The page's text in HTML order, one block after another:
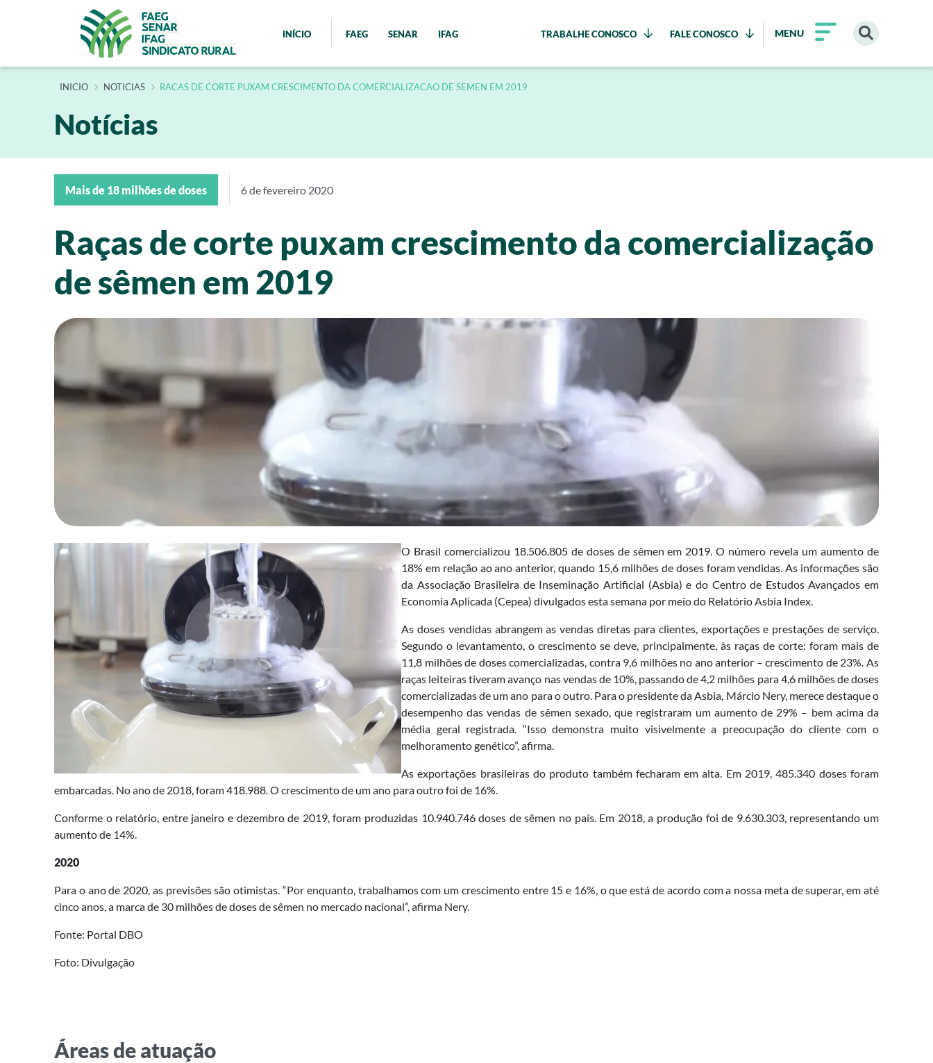
INÍCIO FAEG SENAR IFAG TRABALHE CONOSCO FALE CONOSCO MENU
INÍCIO NOTICIAS RACAS DE CORTE PUXAM CRESCIMENTO DA COMERCIALIZACAO DE SEMEN EM 2019
Notícias
Mais de 18 milhões de doses 6 de fevereiro 2020
Raças de corte puxam crescimento da comercialização
de sêmen em 2019
O Brasil comercializou 18.506.805 de doses de sêmen em 2019. O número revela um aumento de
18% em relação ao ano anterior, quando 15,6 milhões de doses foram vendidas. As informações são
da Associação Brasileira de Inseminação Artificial (Asbia) e do Centro de Estudos Avançados em
Economia Aplicada (Cepea) divulgados esta semana por meio do Relatório Asbia Index.
As doses vendidas abrangem as vendas diretas para clientes, exportações e prestações de serviço.
Segundo o levantamento, o crescimento se deve, principalmente, às raças de corte: foram mais de
11,8 milhões de doses comercializadas, contra 9,6 milhões no ano anterior – crescimento de 23%. As
raças leiteiras tiveram avanço nas vendas de 10%, passando de 4,2 milhões para 4,6 milhões de doses
comercializadas de um ano para o outro. Para o presidente da Asbia, Márcio Nery, merece destaque o
desempenho das vendas de sêmen sexado, que registraram um aumento de 29% – bem acima da
média geral registrada. “Isso demonstra muito visivelmente a preocupação do cliente com o
melhoramento genético”, afirma.
As exportações brasileiras do produto também fecharam em alta. Em 2019, 485.340 doses foram
embarcadas. No ano de 2018, foram 418.988. O crescimento de um ano para outro foi de 16%.
Conforme o relatório, entre janeiro e dezembro de 2019, foram produzidas 10.940.746 doses de sêmen no país. Em 2018, a produção foi de 9.630.303, representando um
aumento de 14%.
2020
Para o ano de 2020, as previsões são otimistas. “Por enquanto, trabalhamos com um crescimento entre 15 e 16%, o que está de acordo com a nossa meta de superar, em até
cinco anos, a marca de 30 milhões de doses de sêmen no mercado nacional”, afirma Nery.
Fonte: Portal DBO
Foto: Divulgação
Áreas de atuação